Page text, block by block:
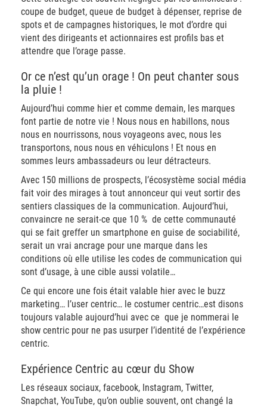
coupe de budget, queue de budget à dépenser, reprise de
spots et de campagnes historiques, le mot d’ordre qui
vient des dirigeants et actionnaires est profils bas et
attendre que l’orage passe.
Or ce n’est qu’un orage ! On peut chanter sous
la pluie !
Aujourd’hui comme hier et comme demain, les marques
font partie de notre vie ! Nous nous en habillons, nous
nous en nourrissons, nous voyageons avec, nous les
transportons, nous nous en véhiculons ! Et nous en
sommes leurs ambassadeurs ou leur détracteurs.
Avec 150 millions de prospects, l’écosystème social média
fait voir des mirages à tout annonceur qui veut sortir des
sentiers classiques de la communication. Aujourd’hui,
convaincre ne serait-ce que 10 % de cette communauté
qui se fait greffer un smartphone en guise de sociabilité,
serait un vrai ancrage pour une marque dans les
conditions où elle utilise les codes de communication qui
sont d’usage, à une cible aussi volatile…
Ce qui encore une fois était valable hier avec le buzz
marketing… l’user centric… le costumer centric…est disons
toujours valable aujourd’hui avec ce que je nommerai le
show centric pour ne pas usurper l’identité de l’expérience
centric.
Expérience Centric au cœur du Show
Les réseaux sociaux, facebook, Instagram, Twitter,
Snapchat, YouTube, qu’on oublie souvent, ont changé la